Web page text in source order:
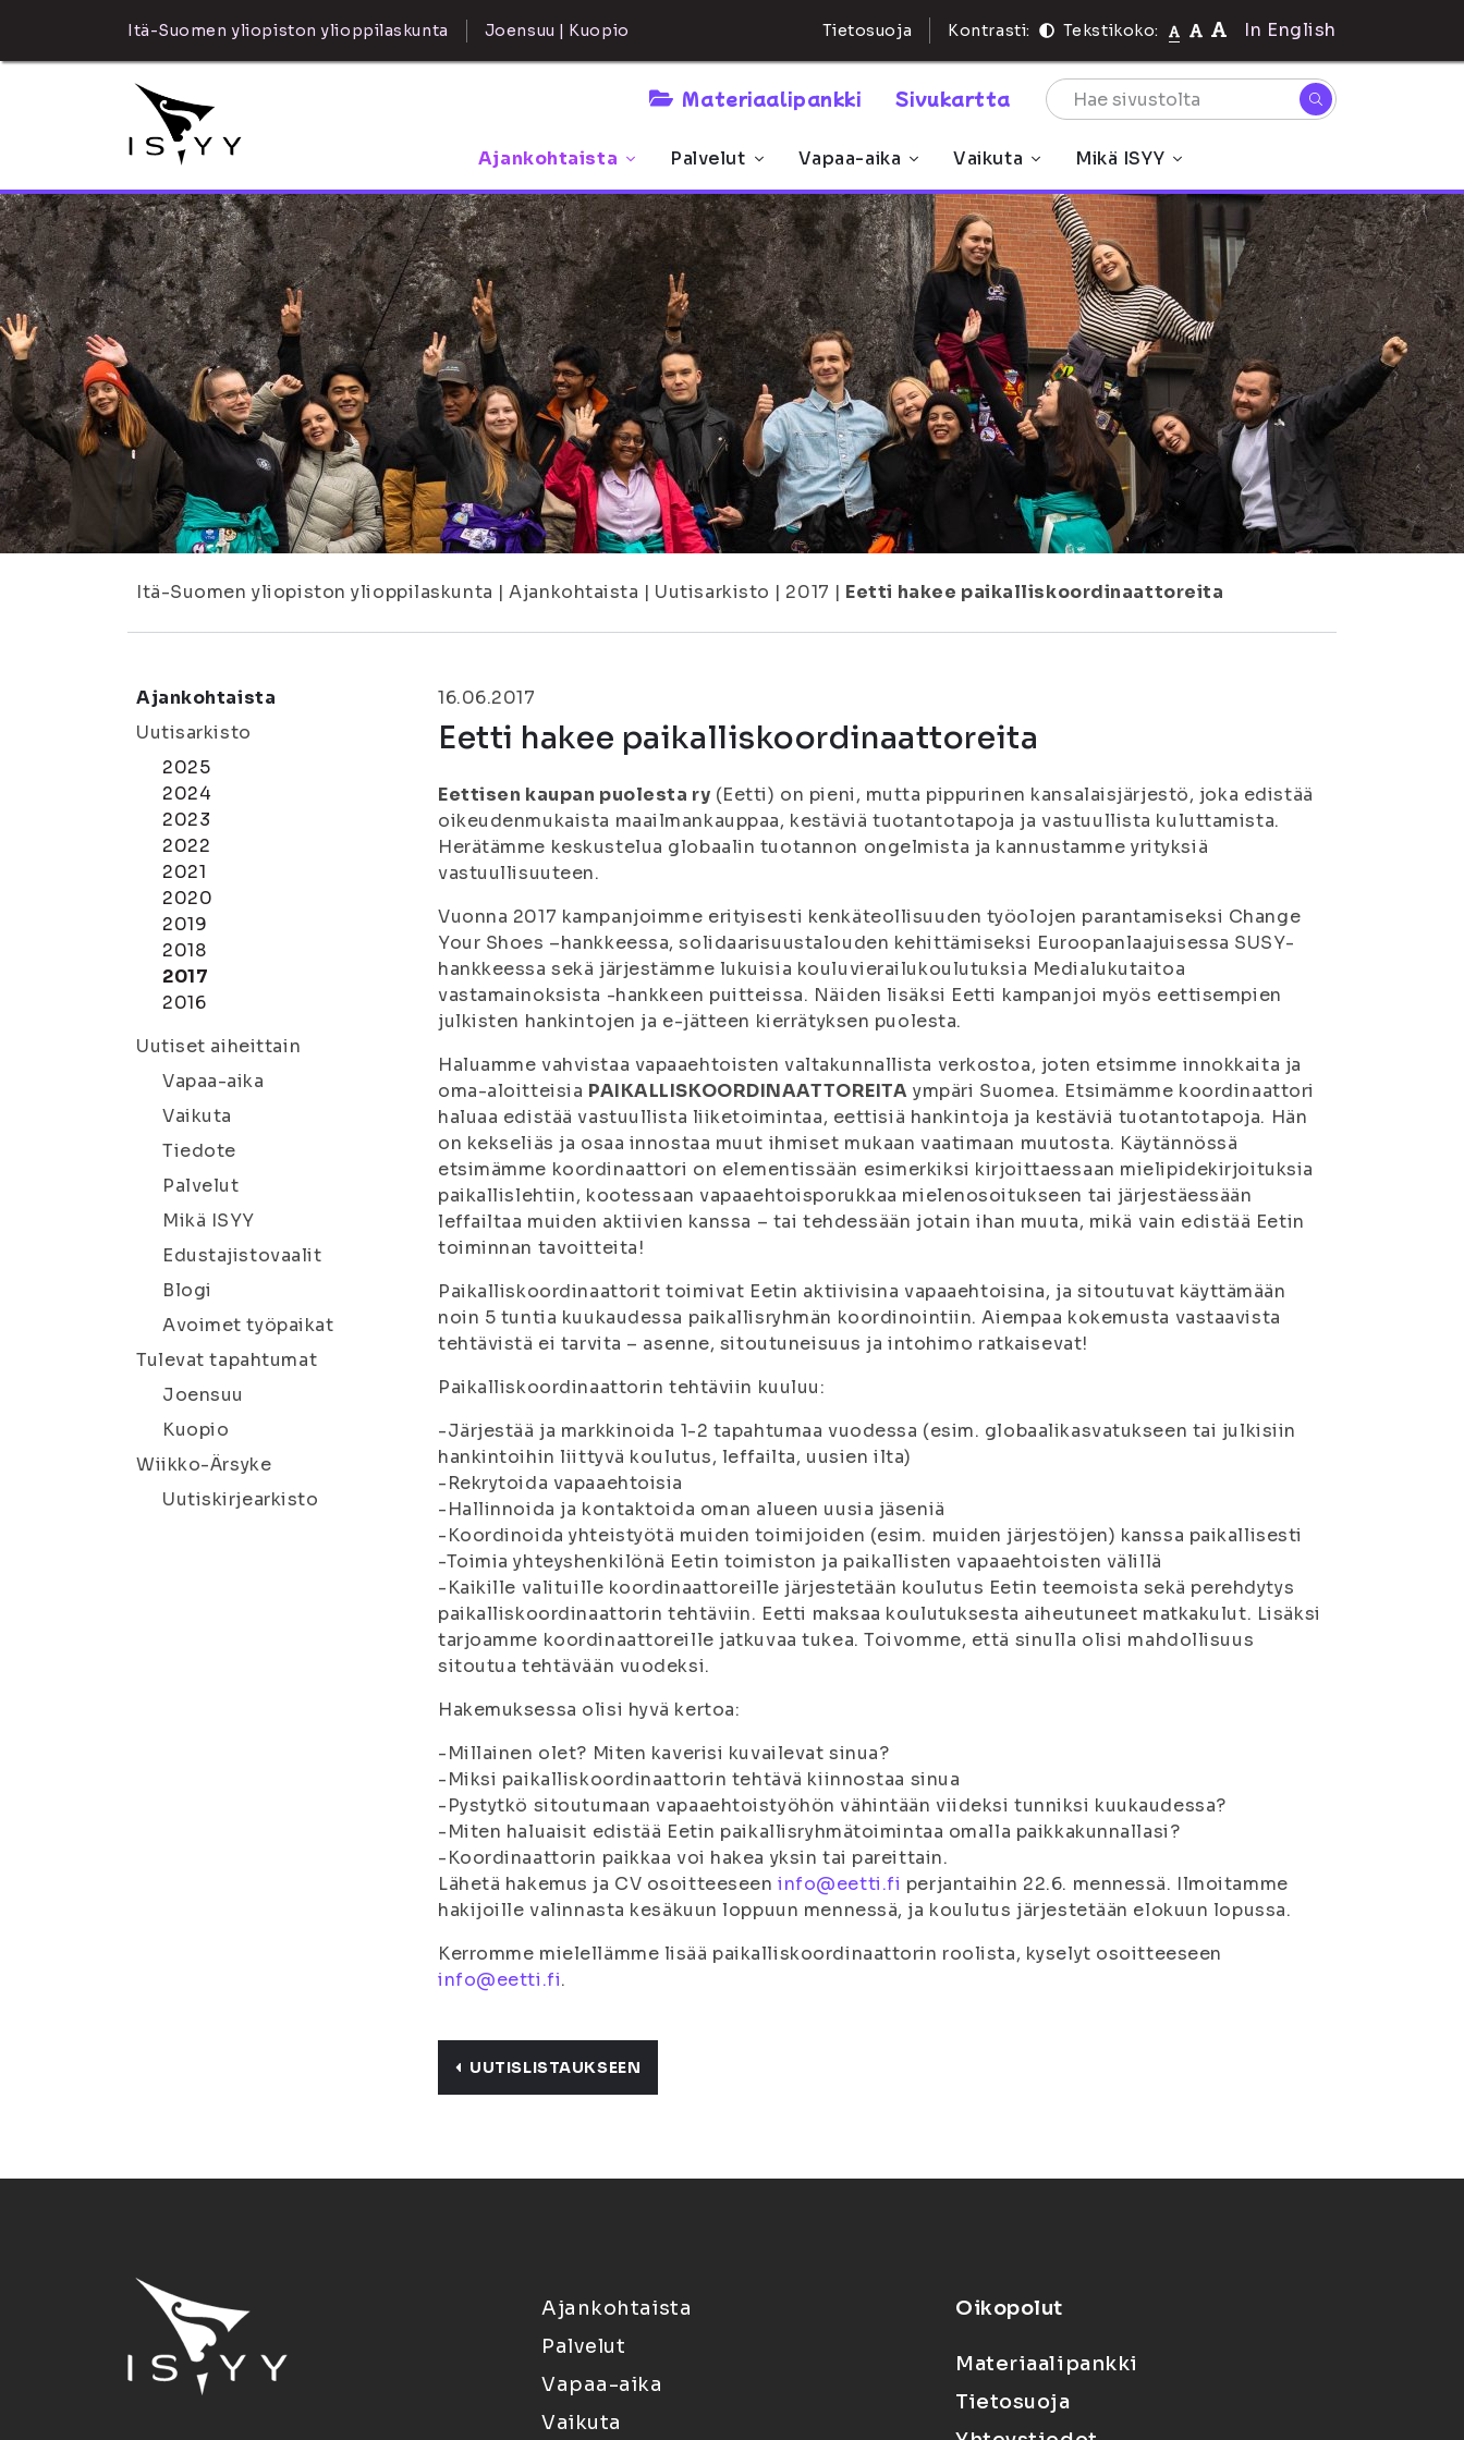
Itä-Suomen yliopiston ylioppilaskunta Joensuu | Kuopio Tietosuoja Kontrasti: Tekstikoko: In English
Materiaalipankki Sivukartta
Ajankohtaista Palvelut Vapaa-aika Vaikuta Mikä ISYY
Itä-Suomen yliopiston ylioppilaskunta | Ajankohtaista | Uutisarkisto | 2017 | Eetti hakee paikalliskoordinaattoreita
Ajankohtaista
Uutisarkisto
2025
2024
2023
2022
2021
2020
2019
2018
2017
2016
Uutiset aiheittain
Vapaa-aika
Vaikuta
Tiedote
Palvelut
Mikä ISYY
Edustajistovaalit
Blogi
Avoimet työpaikat
Tulevat tapahtumat
Joensuu
Kuopio
Wiikko-Ärsyke
Uutiskirjearkisto
16.06.2017
Eetti hakee paikalliskoordinaattoreita
Eettisen kaupan puolesta ry (Eetti) on pieni, mutta pippurinen kansalaisjärjestö, joka edistää
oikeudenmukaista maailmankauppaa, kestäviä tuotantotapoja ja vastuullista kuluttamista.
Herätämme keskustelua globaalin tuotannon ongelmista ja kannustamme yrityksiä
vastuullisuuteen.
Vuonna 2017 kampanjoimme erityisesti kenkäteollisuuden työolojen parantamiseksi Change
Your Shoes –hankkeessa, solidaarisuustalouden kehittämiseksi Euroopanlaajuisessa SUSY-
hankkeessa sekä järjestämme lukuisia kouluvierailukoulutuksia Medialukutaitoa
vastamainoksista -hankkeen puitteissa. Näiden lisäksi Eetti kampanjoi myös eettisempien
julkisten hankintojen ja e-jätteen kierrätyksen puolesta.
Haluamme vahvistaa vapaaehtoisten valtakunnallista verkostoa, joten etsimme innokkaita ja
oma-aloitteisia PAIKALLISKOORDINAATTOREITA ympäri Suomea. Etsimämme koordinaattori
haluaa edistää vastuullista liiketoimintaa, eettisiä hankintoja ja kestäviä tuotantotapoja. Hän
on kekseliäs ja osaa innostaa muut ihmiset mukaan vaatimaan muutosta. Käytännössä
etsimämme koordinaattori on elementissään esimerkiksi kirjoittaessaan mielipidekirjoituksia
paikallislehtiin, kootessaan vapaaehtoisporukkaa mielenosoitukseen tai järjestäessään
leffailtaa muiden aktiivien kanssa – tai tehdessään jotain ihan muuta, mikä vain edistää Eetin
toiminnan tavoitteita!
Paikalliskoordinaattorit toimivat Eetin aktiivisina vapaaehtoisina, ja sitoutuvat käyttämään
noin 5 tuntia kuukaudessa paikallisryhmän koordinointiin. Aiempaa kokemusta vastaavista
tehtävistä ei tarvita – asenne, sitoutuneisuus ja intohimo ratkaisevat!
Paikalliskoordinaattorin tehtäviin kuuluu:
-Järjestää ja markkinoida 1-2 tapahtumaa vuodessa (esim. globaalikasvatukseen tai julkisiin
hankintoihin liittyvä koulutus, leffailta, uusien ilta)
-Rekrytoida vapaaehtoisia
-Hallinnoida ja kontaktoida oman alueen uusia jäseniä
-Koordinoida yhteistyötä muiden toimijoiden (esim. muiden järjestöjen) kanssa paikallisesti
-Toimia yhteyshenkilönä Eetin toimiston ja paikallisten vapaaehtoisten välillä
-Kaikille valituille koordinaattoreille järjestetään koulutus Eetin teemoista sekä perehdytys
paikalliskoordinaattorin tehtäviin. Eetti maksaa koulutuksesta aiheutuneet matkakulut. Lisäksi
tarjoamme koordinaattoreille jatkuvaa tukea. Toivomme, että sinulla olisi mahdollisuus
sitoutua tehtävään vuodeksi.
Hakemuksessa olisi hyvä kertoa:
-Millainen olet? Miten kaverisi kuvailevat sinua?
-Miksi paikalliskoordinaattorin tehtävä kiinnostaa sinua
-Pystytkö sitoutumaan vapaaehtoistyöhön vähintään viideksi tunniksi kuukaudessa?
-Miten haluaisit edistää Eetin paikallisryhmätoimintaa omalla paikkakunnallasi?
-Koordinaattorin paikkaa voi hakea yksin tai pareittain.
Lähetä hakemus ja CV osoitteeseeninfo@eetti.fi perjantaihin 22.6. mennessä. Ilmoitamme
hakijoille valinnasta kesäkuun loppuun mennessä, ja koulutus järjestetään elokuun lopussa.
Kerromme mielellämme lisää paikalliskoordinaattorin roolista, kyselyt osoitteeseen
info@eetti.fi.
UUTISLISTAUKSEEN
Ajankohtaista
Palvelut
Vapaa-aika
Vaikuta
Oikopolut
Materiaalipankki
Tietosuoja